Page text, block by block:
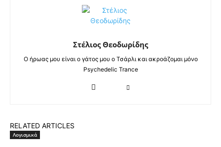
Στέλιος Θεοδωρίδης
Ο ήρωας μου είναι ο γάτος μου ο Τσάρλι και ακροάζομαι μόνο
Psychedelic Trance
RELATED ARTICLES
Λογισμικά